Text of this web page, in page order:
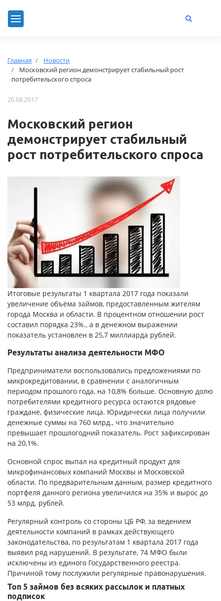
Главная
Новости
Московский регион демонстрирует стабильный рост
потребительского спроса
20.08.2017
Московский регион
демонстрирует стабильный
рост потребительского спроса
Итоговые результаты 1 квартала 2017 года показали
увеличение объёма займов, предоставленным жителям
города Москва и области. В процентном отношении рост
составил порядка 23%., а в денежном выражении
показатель установлен в 25,7 миллиарда рублей.
Результаты анализа деятельности МФО
Предприниматели воспользовались предложениями по
микрокредитовании, в сравнении с аналогичным
периодом прошлого года, на 10,8% больше. Основную долю
потребителями кредитного ресурса остаются рядовые
граждане, физические лица. Юридически лица получили
денежные суммы на 760 млрд., что значительно
превышает прошлогодний показатель. Рост зафиксирован
на 20,1%.
Основной спрос выпал на кредитный продукт для
микрофинансовых компаний Москвы и Московской
области. По предварительным данным, размер кредитного
портфеля данного региона увеличился на 35% и вырос до
53 млрд. рублей.
Регулярный контроль со стороны ЦБ РФ, за ведением
деятельности компаний в рамках действующего
законодательства, по результатам 1 квартала 2017 года
выявил ряд нарушений. В результате, 74 МФО были
исключены из единого Государственного реестра.
Причиной тому послужили регулярные правонарушения.
Топ 5 займов без всяких рассылок и платных
подписок